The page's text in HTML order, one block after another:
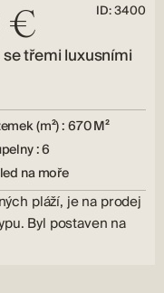
€ ID: 3400
třemi luxusními
(m²) : 670 M²
: 6
na moře
pláží, je na prodej
Byl postaven na